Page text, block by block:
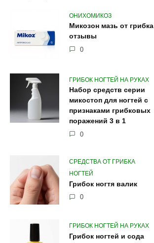
ОНИХОМИКОЗ
Микозон мазь от грибка
отзывы
0
ГРИБОК НОГТЕЙ НА РУКАХ
Набор средств серии
микостоп для ногтей с
признаками грибковых
поражений 3 в 1
0
СРЕДСТВА ОТ ГРИБКА
НОГТЕЙ
Грибок ногтя валик
0
ГРИБОК НОГТЕЙ НА РУКАХ
Грибок ногтей и сода